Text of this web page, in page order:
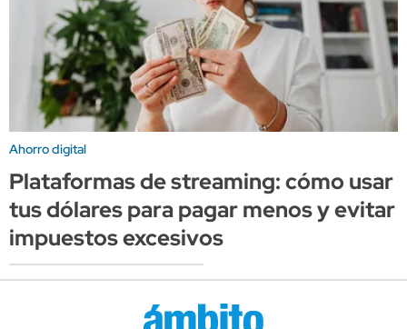
Ahorro digital
Plataformas de streaming: cómo usar
tus dólares para pagar menos y evitar
impuestos excesivos